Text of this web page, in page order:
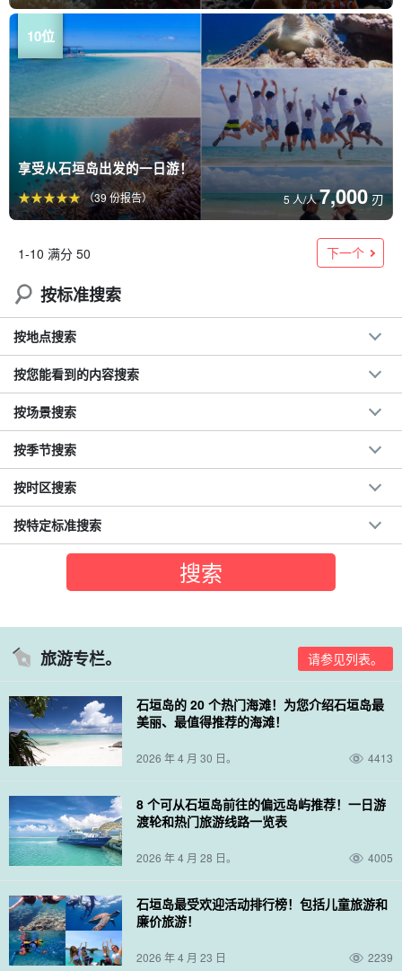
享受从石垣岛出发的一日游！
5 人/人7,000 刃
（39 份报告）
1-10 满分 50 下一个
按标准搜索
按地点搜索
按您能看到的内容搜索
按场景搜索
按季节搜索
按时区搜索
按特定标准搜索
旅游专栏。 请参见列表。
石垣岛的 20 个热门海滩！为您介绍石垣岛最
美丽、最值得推荐的海滩！
2026 年 4 月 30 日。 4413
8 个可从石垣岛前往的偏远岛屿推荐！一日游
渡轮和热门旅游线路一览表
2026 年 4 月 28 日。 4005
石垣岛最受欢迎活动排行榜！包括儿童旅游和
廉价旅游！
2026 年 4 月 23 日 2239